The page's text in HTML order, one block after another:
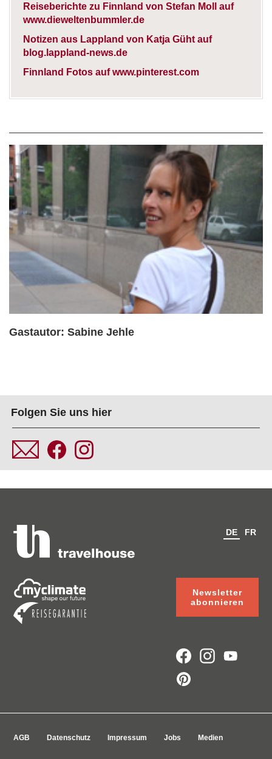
Reiseberichte zu Finnland von Stefan Moll auf
www.dieweltenbummler.de
Notizen aus Lappland von Katja Güht auf
blog.lappland-news.de
Finnland Fotos auf www.pinterest.com
Gastautor: Sabine Jehle
Folgen Sie uns hier
Newsletter
abonnieren
DE FR
AGB Datenschutz Impressum Jobs Medien